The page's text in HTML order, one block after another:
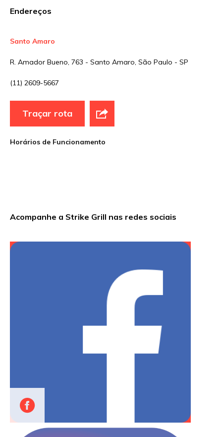
Endereços
Santo Amaro
R. Amador Bueno, 763 - Santo Amaro, São Paulo - SP
(11) 2609-5667
Traçar rota
Horários de Funcionamento
Acompanhe a Strike Grill nas redes sociais